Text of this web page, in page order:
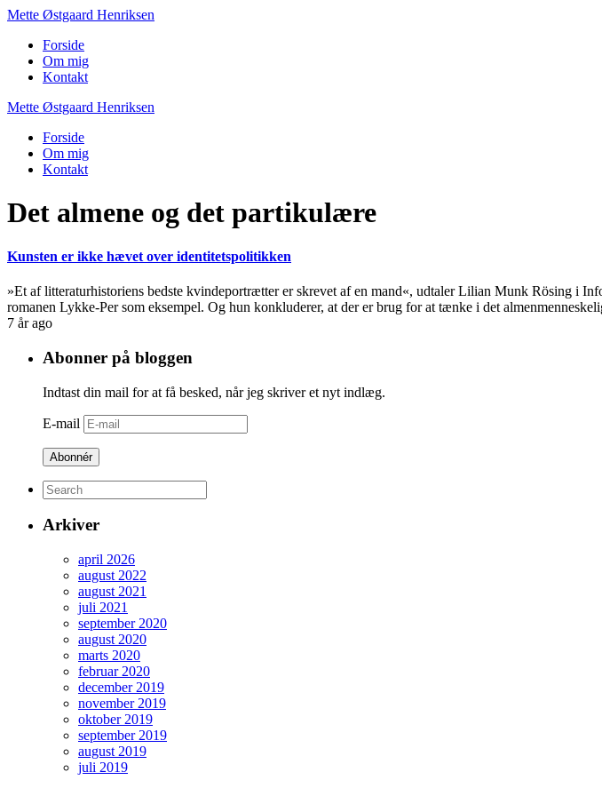
Mette Østgaard Henriksen
Forside
Om mig
Kontakt
Mette Østgaard Henriksen
Forside
Om mig
Kontakt
Det almene og det partikulære
Kunsten er ikke hævet over identitetspolitikken
»Et af litteraturhistoriens bedste kvindeportrætter er skrevet af en mand«, udtaler Lilian Munk Rösing i
romanen Lykke-Per som eksempel. Og hun konkluderer, at der er brug for at tænke i det
7 år ago
Abonner på bloggen
Indtast din mail for at få besked, når jeg skriver et nyt indlæg.
E-mail
Abonnér
Arkiver
april 2026
august 2022
august 2021
juli 2021
september 2020
august 2020
marts 2020
februar 2020
december 2019
november 2019
oktober 2019
september 2019
august 2019
juli 2019